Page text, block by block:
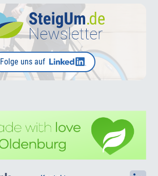
Folge uns auf